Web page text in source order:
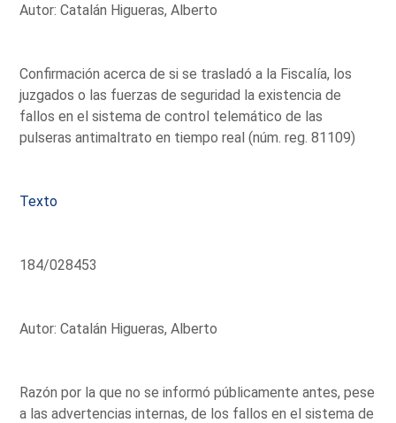
Autor: Catalán Higueras, Alberto
Confirmación acerca de si se trasladó a la Fiscalía, los
juzgados o las fuerzas de seguridad la existencia de
fallos en el sistema de control telemático de las
pulseras antimaltrato en tiempo real (núm. reg. 81109)
Texto
184/028453
Autor: Catalán Higueras, Alberto
Razón por la que no se informó públicamente antes, pese
a las advertencias internas, de los fallos en el sistema de